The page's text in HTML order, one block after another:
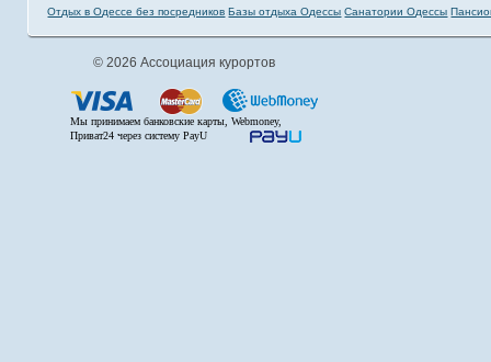
Отдых в Одессе без посредников Базы отдыха Одессы Санатории Одессы
© 2026 Ассоциация курортов
Мы принимаем банковские карты, Webmoney,
Приват24 через систему PayU